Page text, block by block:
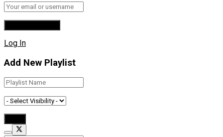
Log In
Add New Playlist